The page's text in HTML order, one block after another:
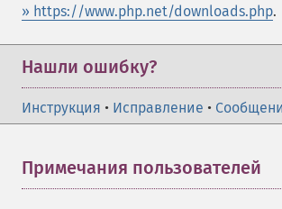
» https://www.php.net/downloads.php.
Нашли ошибку?
Инструкция • Исправление •
Примечания пользователей